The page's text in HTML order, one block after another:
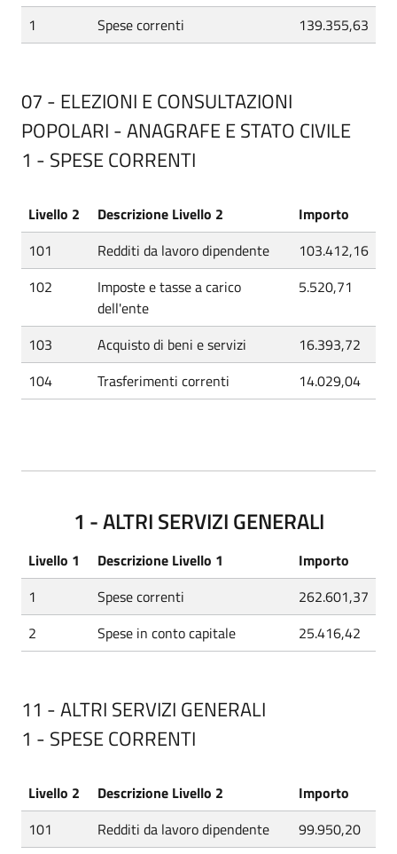
1
Spese correnti 139.355,63
07 - ELEZIONI E CONSULTAZIONI
POPOLARI - ANAGRAFE E STATO CIVILE
1 - SPESE CORRENTI
Livello 2 Descrizione Livello 2
Importo
101
Redditi da lavoro dipendente
103.412,16
102
Imposte e tasse a carico
dell'ente
5.520,71
103 Acquisto di beni e servizi
16.393,72
104
Trasferimenti correnti 14.029,04
1 - ALTRI SERVIZI GENERALI
Livello 1 Descrizione Livello 1
Importo
1
Spese correnti
262.601,37
2
Spese in conto capitale 25.416,42
11 - ALTRI SERVIZI GENERALI
1 - SPESE CORRENTI
Livello 2 Descrizione Livello 2
Importo
101
Redditi da lavoro dipendente 99.950,20